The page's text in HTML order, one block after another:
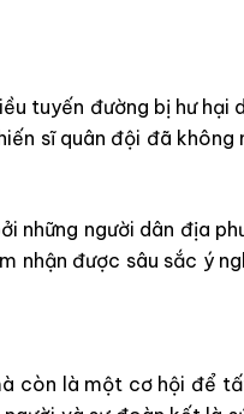
tuyến đường bị hư
sĩ quân đội đã
người dân địa
được sâu sắc ý
còn là một cơ hội để